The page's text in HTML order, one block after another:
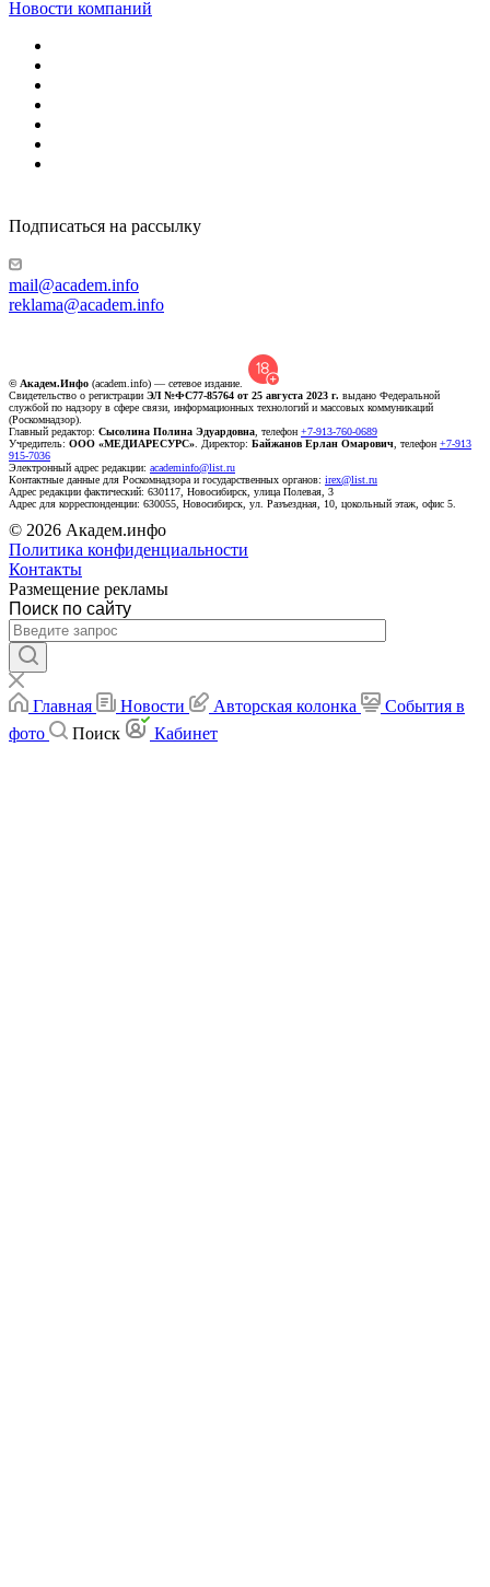
Новости компаний
Подписаться на рассылку
mail@academ.info
reklama@academ.info
© Академ.Инфо (academ.info) — сетевое издание.
Свидетельство о регистрации ЭЛ №ФС77-85764 от 25 августа 2023 г. выдано Федеральной
службой по надзору в сфере связи, информационных технологий и массовых коммуникаций
(Роскомнадзор).
Главный редактор: Сысолина Полина Эдуардовна , телефон +7-913-760-0689
Учредитель: ООО «МЕДИАРЕСУРС» . Директор: Байжанов Ерлан Омарович , телефон +7-913
915-7036
Электронный адрес редакции: academinfo@list.ru
Контактные данные для Роскомнадзора и государственных органов: irex@list.ru
Адрес редакции фактический: 630117, Новосибирск, улица Полевая, 3
Адрес для корреспонденции: 630055, Новосибирск, ул. Разъездная, 10, цокольный этаж, офис 5.
© 2026 Академ.инфо
Политика конфиденциальности
Контакты
Размещение рекламы
Поиск по сайту
Главная Новости Авторская колонка
События в
фото
Поиск Кабинет